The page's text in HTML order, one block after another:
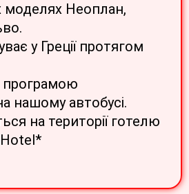
моделях Неоплан,
у Греції протягом
програмою
нашому автобусі.
на території готелю
Hotel*